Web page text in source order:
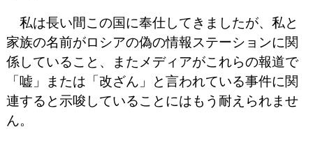
私は長い間この国に奉仕してきましたが、私と
家族の名前がロシアの偽の情報ステーションに関
係していること、またメディアがこれらの報道で
「嘘」または「改ざん」と言われている事件に関
連すると示唆していることにはもう耐えられませ
ん。